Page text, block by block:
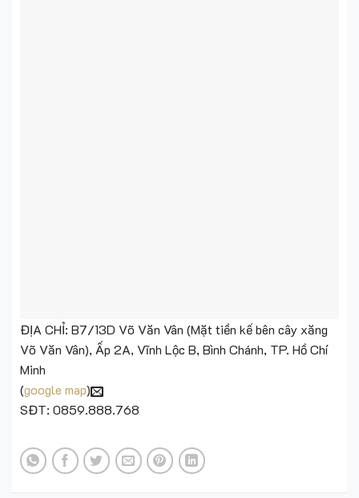
ĐỊA CHỈ: B7/13D Võ Văn Vân (Mặt tiền kế bên cây xăng
Võ Văn Vân), Ấp 2A, Vĩnh Lộc B, Bình Chánh, TP. Hồ Chí
Minh
(google map)
SĐT: 0859.888.768